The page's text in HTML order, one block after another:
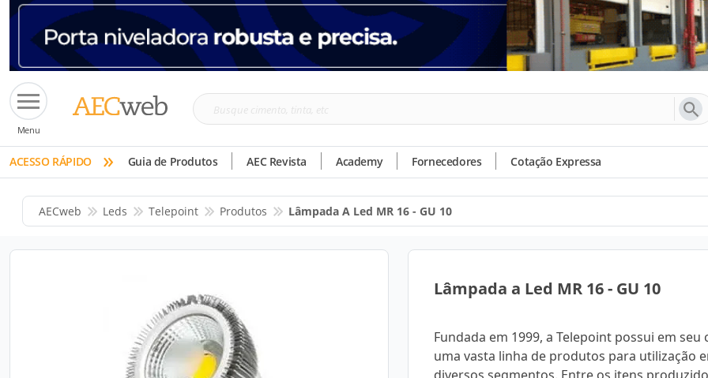
Menu
Busque
tinta,
etc
ACESSO RÁPIDO » Guia de Produtos AEC Revista Academy Fornecedores Cotação Expressa
AECweb Leds Telepoint Produtos Lâmpada A Led MR 16 - GU 10
Lâmpada a Led MR 16 - GU 10
Fundada em 1999, a Telepoint possui em seu
uma vasta linha de produtos para utilização